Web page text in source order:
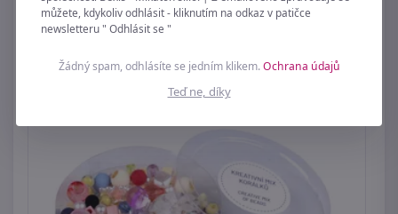
Sada korálků v boxu s návlekovým
materiálem
269 Kč
můžete, kdykoliv odhlásit - kliknutím na odkaz v patičce
newsletteru " Odhlásit se "
Žádný spam, odhlásíte se jedním klikem.Ochrana údajů
Teď ne, díky